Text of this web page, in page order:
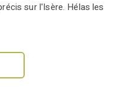
sur l'Isère. Hélas les